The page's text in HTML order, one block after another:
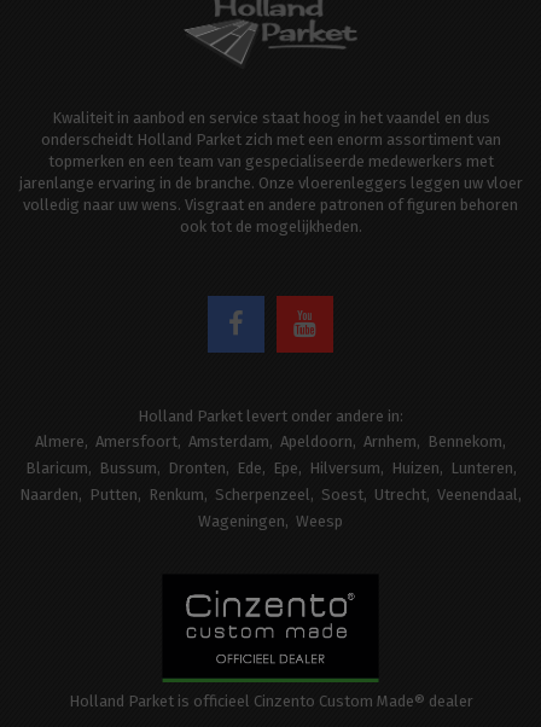
Kwaliteit in aanbod en service staat hoog in het vaandel en dus
onderscheidt Holland Parket zich met een enorm assortiment van
topmerken en een team van gespecialiseerde medewerkers met
jarenlange ervaring in de branche. Onze vloerenleggers leggen uw vloer
volledig naar uw wens. Visgraat en andere patronen of figuren behoren
ook tot de mogelijkheden.
Holland Parket levert onder andere in:
Almere
Amersfoort Amsterdam Apeldoorn Arnhem
Bennekom
Blaricum
Bussum Dronten Ede Epe Hilversum Huizen
Lunteren
Naarden
Putten Renkum Scherpenzeel Soest Utrecht Veenendaal
Wageningen
Weesp
Holland Parket is officieel Cinzento Custom Made® dealer